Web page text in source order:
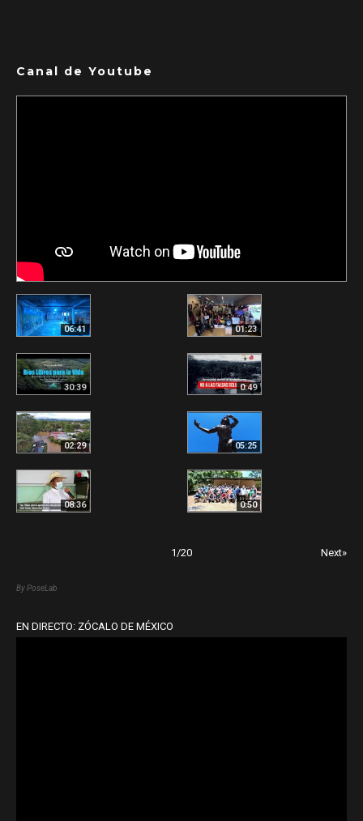
Canal de Youtube
06:41 01:23
30:39 0:49
02:29 05:25
08:36 0:50
1 /20 Next»
By PoseLab
EN DIRECTO: ZÓCALO DE MÉXICO